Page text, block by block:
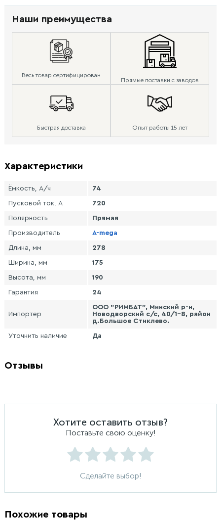
Наши преимущества
Весь товар сертифицирован
Прямые поставки с заводов
Быстрая доставка Опыт работы 15 лет
Характеристики
Ёмкость, А/ч 74
Пусковой ток, А 720
Полярность Прямая
Производитель A-mega
Длина, мм 278
Ширина, мм 175
Высота, мм 190
Гарантия 24
Импортер
ООО "РИМБАТ", Минский р-н,
Новодворский с/с, 40/1-8, район
д.Большое Стиклево.
Уточнить наличие Да
Отзывы
Хотите оставить отзыв?
Поставьте свою оценку!
Сделайте выбор!
Похожие товары